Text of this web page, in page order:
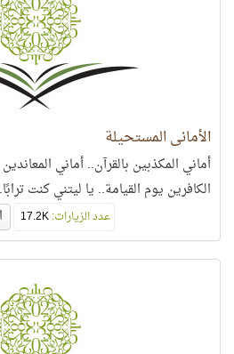
الأماني المستحيلة
أماني المكذبين بالقرآن.. أماني
الكافرين يوم القيامة.. يا ليتني كنت
عدد الزيارات:17.2K